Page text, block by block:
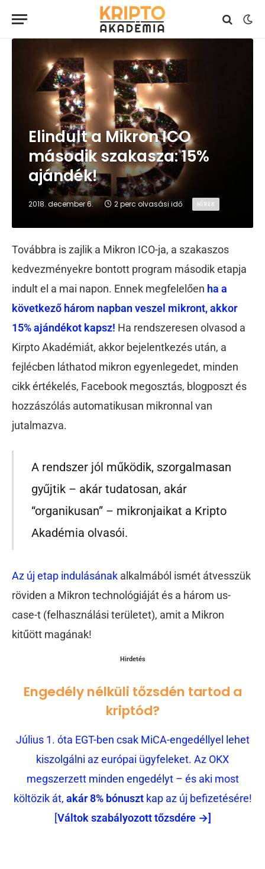
Elindult a Mikron ICO
második szakasza: 15%
ajándék!
2018. december 6. 2 perc olvasási idő HÍREK
Továbbra is zajlik a Mikron ICO-ja, a szakaszos
kedvezményekre bontott program második etapja
indult el a mai napon. Ennek megfelelően ha a
következő három napban veszel mikront, akkor
15% ajándékot kapsz! Ha rendszeresen olvasod a
Kirpto Akadémiát, akkor bejelentkezés után, a
fejlécben láthatod mikron egyenlegedet, minden
cikk értékelés, Facebook megosztás, blogposzt és
hozzászólás automatikusan mikronnal van
jutalmazva.
A rendszer jól működik, szorgalmasan
gyűjtik – akár tudatosan, akár
“organikusan” – mikronjaikat a Kripto
Akadémia olvasói.
Az új etap indulásának alkalmából ismét átvesszük
röviden a Mikron technológiáját és a három us-
case-t (felhasználási területet), amit a Mikron
kitűött magának!
Hirdetés
Engedély nélküli tőzsdén tartod a
kriptód?
Július 1. óta EGT-ben csak MiCA-engedéllyel lehet
kiszolgálni az európai ügyfeleket. Az OKX
megszerzett minden engedélyt – és aki most
költözik át, akár 8% bónusztkap az új befizetésére!
[Váltok szabályozott tőzsdére →]